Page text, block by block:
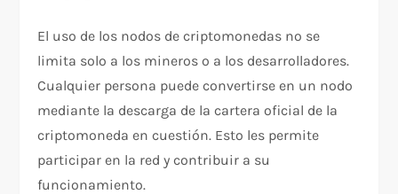
El uso de los nodos de criptomonedas no se
limita solo a los mineros o a los desarrolladores.
Cualquier persona puede convertirse en un nodo
mediante la descarga de la cartera oficial de la
criptomoneda en cuestión. Esto les permite
participar en la red y contribuir a su
funcionamiento.